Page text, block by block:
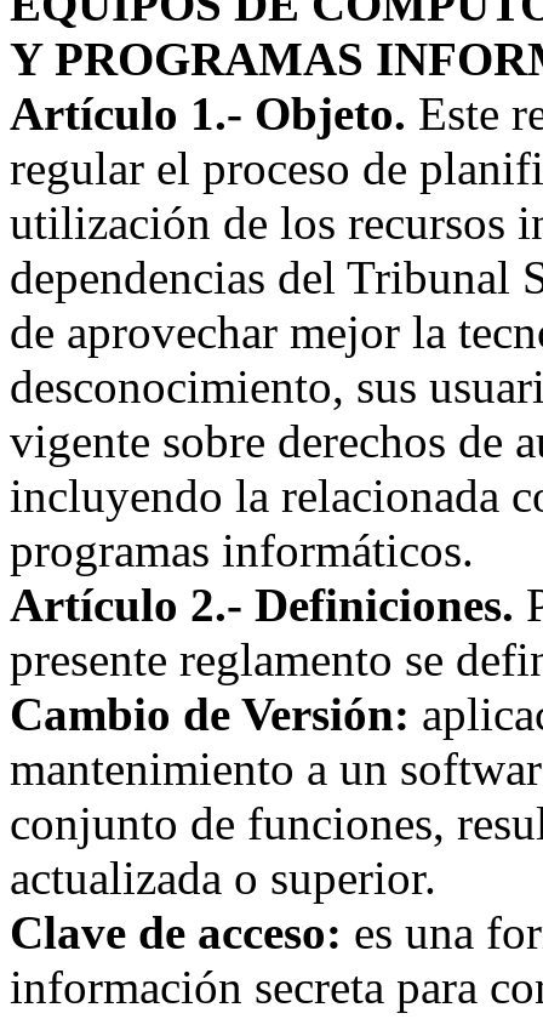
Y PROGRAMAS
Artículo 1.- Objeto. Este
regular el proceso de
utilización de los recursos
dependencias del Tribunal
de aprovechar mejor la
desconocimiento, sus
vigente sobre derechos de
incluyendo la relacionada
programas informáticos.
Artículo 2.- Definiciones.
presente reglamento se
Cambio de Versión:
mantenimiento a un
conjunto de funciones,
actualizada o superior.
Clave de acceso: es una
información secreta para